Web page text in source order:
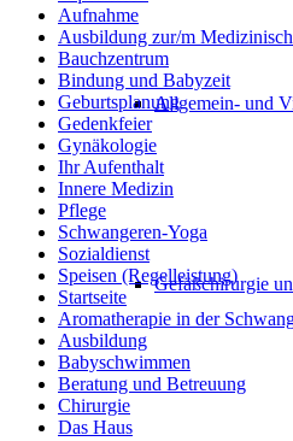
Allgemein- und
Gefäßchirurgie
Aufnahme
Ausbildung zur/m
Bauchzentrum
Bindung und Babyzeit
Geburtsplanung
Gedenkfeier
Gynäkologie
Ihr Aufenthalt
Innere Medizin
Pflege
Schwangeren-Yoga
Sozialdienst
Speisen (Regelleistung)
Startseite
Aromatherapie in der
Ausbildung
Babyschwimmen
Beratung und Betreuung
Chirurgie
Das Haus